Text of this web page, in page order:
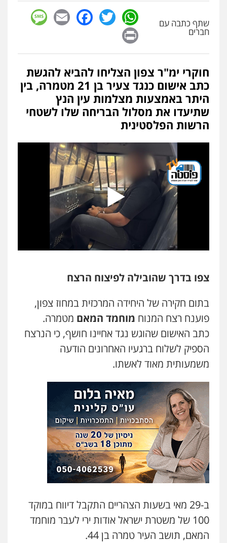
עו"ד אלון קריטי
כלכלי אלימות סמים מעצרים
0525544654
משפחה גישור
0507206063
עו"ד זוהר ארבל
פלילי פשיעה חמורה
0538788878
עו"ד אסף דוק
עבירות מין סמים והימורים פשיעה
חקירות ומעצרים צווארון לבן והונאה
0526885006
עו"ד שלי גורביץ – לוי
משפט פלילי פשיעה חמורה מעצרים
וחקירות צבאי תעבורה
פלילי דיני תעבורה מעצרים וחקירות
0505078733
עו"ד קארין לגטיוי
פלילי פשיעה חמורה
משרד עורכי דין טאי שרקי
פלילי אסירים תעבורה מרב"ד
0547556464
עו"ד אילן אלימלך
פלילי פשיעה חמורה תעבורה אסירים
עו"ד שאדי נאטור
פלילי פשיעה חמורה מעצרים וחקירות
שתף כתבה עם
חברים
WhatsApp
Twitter
Facebook
Email
חוקרי ימ"ר צפון הצליחו להביא להגשת
כתב אישום כנגד צעיר בן 21 מטמרה, בין
היתר באמצעות מצלמות עין הנץ
שתיעדו את מסלול הבריחה שלו לשטחי
הרשות הפלסטינית
צפו בדרך שהובילה לפיצוח הרצח
בתום חקירה של היחידה המרכזית במחוז צפון,
פוענח רצח המנוח מוחמד המאם מטמרה.
כתב האישום שהוגש נגד אחיינו חושף, כי הנרצח
הספיק לשלוח ברגעיו האחרונים הודעה
משמעותית מאוד לאשתו.
ב-29 מאי בשעות הצהריים התקבל דיווח במוקד
100 של משטרת ישראל אודות ירי לעבר מוחמד
המאם, תושב העיר טמרה בן 44.